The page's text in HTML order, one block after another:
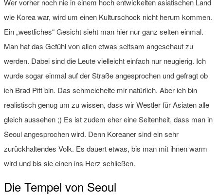
wie Korea war, wird um einen Kulturschock nicht herum kommen.
Ein „westliches“ Gesicht sieht man hier nur ganz selten einmal.
Man hat das Gefühl von allen etwas seltsam angeschaut zu
werden. Dabei sind die Leute vielleicht einfach nur neugierig. Ich
wurde sogar einmal auf der Straße angesprochen und gefragt ob
ich Brad Pitt bin. Das schmeichelte mir natürlich. Aber ich bin
realistisch genug um zu wissen, dass wir Westler für Asiaten alle
gleich aussehen ;) Es ist zudem eher eine Seltenheit, dass man in
Seoul angesprochen wird. Denn Koreaner sind ein sehr
zurückhaltendes Volk. Es dauert etwas, bis man mit ihnen warm
wird und bis sie einen ins Herz schließen.
Die Tempel von Seoul